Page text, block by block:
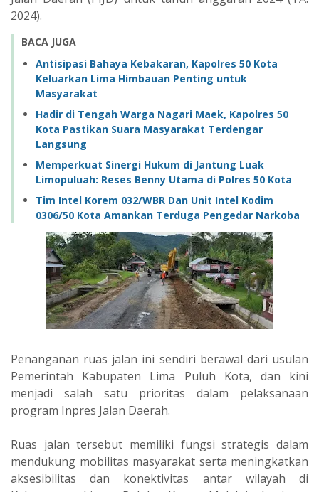
2024).
BACA JUGA
Antisipasi Bahaya Kebakaran, Kapolres 50 Kota
Keluarkan Lima Himbauan Penting untuk
Masyarakat
Hadir di Tengah Warga Nagari Maek, Kapolres 50
Kota Pastikan Suara Masyarakat Terdengar
Langsung
Memperkuat Sinergi Hukum di Jantung Luak
Limopuluah: Reses Benny Utama di Polres 50 Kota
Tim Intel Korem 032/WBR Dan Unit Intel Kodim
0306/50 Kota Amankan Terduga Pengedar Narkoba
‎Penanganan ruas jalan ini sendiri berawal dari usulan
Pemerintah Kabupaten Lima Puluh Kota, dan kini
menjadi salah satu prioritas dalam pelaksanaan
program Inpres Jalan Daerah.
‎Ruas jalan tersebut memiliki fungsi strategis dalam
mendukung mobilitas masyarakat serta meningkatkan
aksesibilitas dan konektivitas antar wilayah di